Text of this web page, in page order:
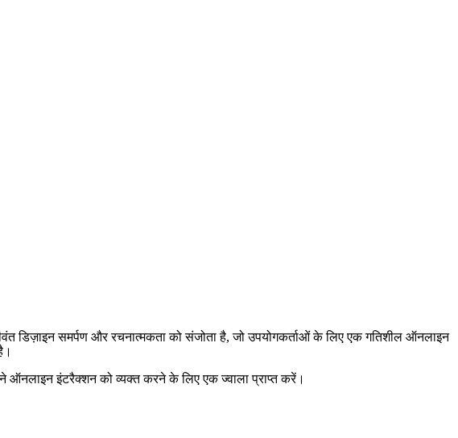
समर्पण और रचनात्मकता को संजोता है, जो उपयोगकर्ताओं के लिए एक गतिशील ऑनलाइन
इंटरैक्शन को व्यक्त करने के लिए एक ज्वाला प्राप्त करें।